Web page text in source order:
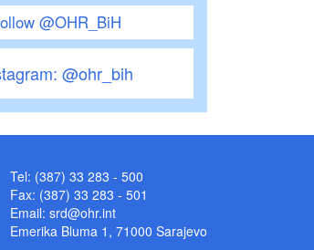
@OHR_BiH
@ohr_bih
Tel: (387) 33 283 - 500
Fax: (387) 33 283 - 501
Email: srd@ohr.int
Emerika Bluma 1, 71000 Sarajevo